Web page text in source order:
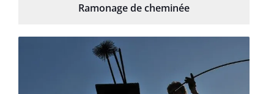
Ramonage de cheminée